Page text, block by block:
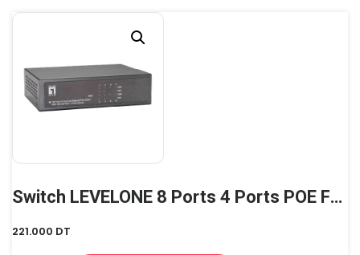
Switch LEVELONE 8 Ports 4 Ports POE FEP-0812
221.000 DT